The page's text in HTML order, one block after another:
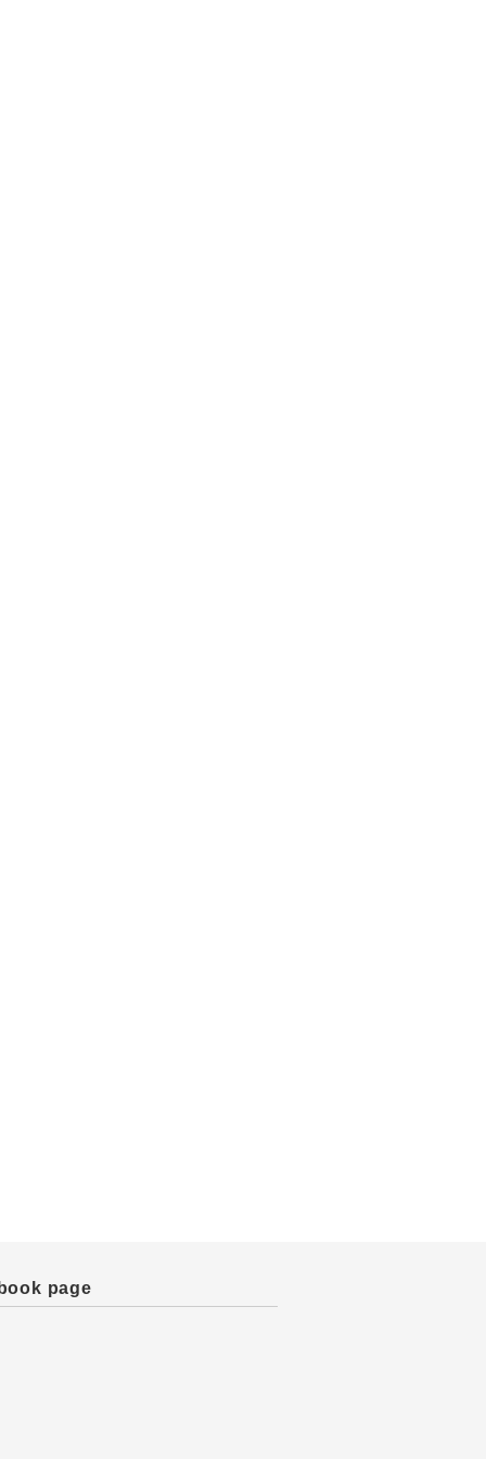
page